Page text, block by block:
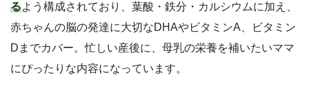
るよう構成されており、葉酸・鉄分・カルシウムに加え、
赤ちゃんの脳の発達に大切なDHAやビタミンA、ビタミン
Dまでカバー。忙しい産後に、母乳の栄養を補いたいママ
にぴったりな内容になっています。